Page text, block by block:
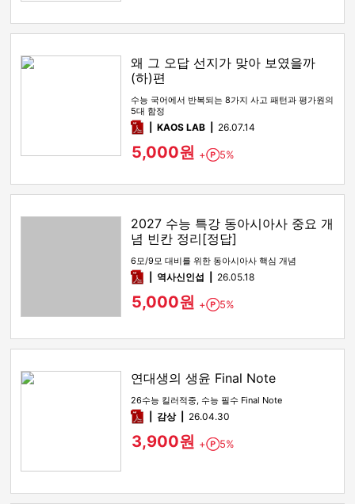
왜 그 오답 선지가 맞아 보였을까
(하)편
수능 국어에서 반복되는 8가지 사고 패턴과 평가원의
5대 함정
pdfKAOS LAB 26.07.14
5,000원 + Point
5%
2027 수능 특강 동아시아사 중요 개
념 빈칸 정리[정답]
6모/9모 대비를 위한 동아시아사 핵심 개념
pdf역사신인섭 26.05.18
5,000원 + Point
5%
연대생의 생윤 Final Note
26수능 킬러적중, 수능 필수 Final Note
pdf감상​ 26.04.30
3,900원 + Point
5%